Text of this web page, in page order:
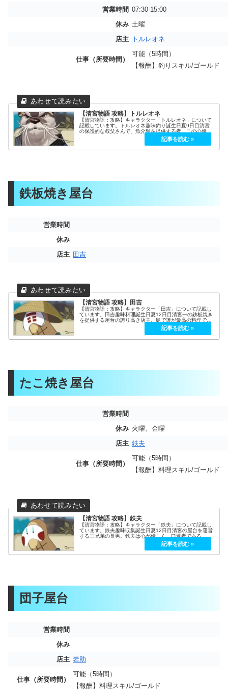
営業時間 07:30-15:00
休み 土曜
店主
トルレオネ
仕事（所要時間）
可能（5時間）
【報酬】釣りスキル/ゴールド
【清宮物語 攻略】トルレオネ
【清宮物語：攻略】キャラクター「トルレオネ」について
記載しています。トルレオネ趣味釣り誕生日夏9日目清宮
の保護的な叔父さんで、魚介類を提供する者。この心優し
い魚屋は、懐かしいものに甘えてしまうことでしられてい
る。船長として活動してきたことで...
鉄板焼き屋台
営業時間
休み
店主 田吉
【清宮物語 攻略】田吉
【清宮物語：攻略】キャラクター「田吉」について記載し
ています。田吉趣味料理誕生日夏12日目清宮一の鉄板焼き
を提供する屋台の誇り高き店主。島で誰が最高の料理で虚
無的であるが、兄弟と仕事だけでポジティブに思ってい
る。好きなもの大好きお好み焼き、...
たこ焼き屋台
営業時間
休み 火曜、金曜
店主 鉄夫
仕事（所要時間）
可能（5時間）
【報酬】料理スキル/ゴールド
【清宮物語 攻略】鉄夫
【清宮物語：攻略】キャラクター「鉄夫」について記載し
ています。鉄夫趣味収集誕生日夏12日目清宮の屋台を運営
する三兄弟の長男。鉄夫は心が優しく、口達者である。鉄
夫が武蔵の好物のたこ焼きを提供していない時は、遠距離
団子屋台
営業時間
休み
店主 岩助
仕事（所要時間）
可能（5時間）
【報酬】料理スキル/ゴールド